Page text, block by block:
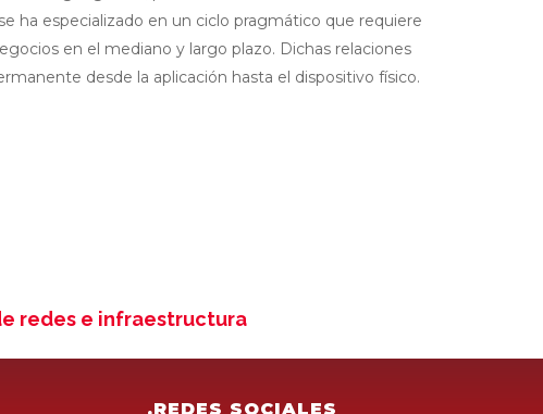
ha especializado en un ciclo pragmático que requiere
en el mediano y largo plazo. Dichas relaciones
desde la aplicación hasta el dispositivo físico.
redes e infraestructura
.REDES SOCIALES